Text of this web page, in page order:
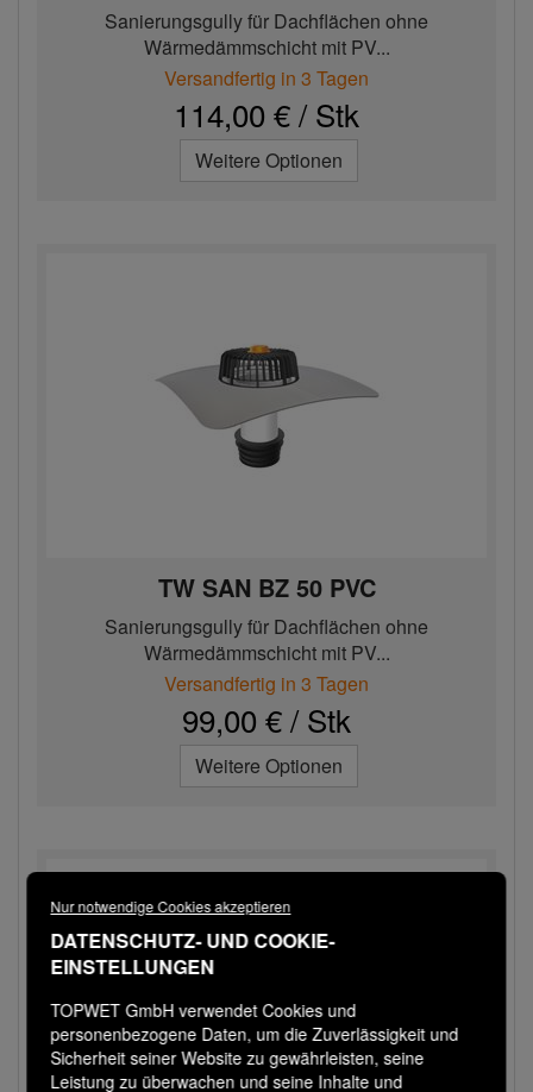
Nur notwendige Cookies akzeptieren
DATENSCHUTZ- UND COOKIE-
EINSTELLUNGEN
TOPWET GmbH verwendet Cookies und
personenbezogene Daten, um die Zuverlässigkeit und
Sicherheit seiner Website zu gewährleisten, seine
Leistung zu überwachen und seine Inhalte und
Sanierungsgully für Dachflächen ohne
Wärmedämmschicht mit PV...
Versandfertig in 3 Tagen
114,00 € / Stk
Weitere Optionen
TW SAN BZ 50 PVC
Sanierungsgully für Dachflächen ohne
Wärmedämmschicht mit PV...
Versandfertig in 3 Tagen
99,00 € / Stk
Weitere Optionen